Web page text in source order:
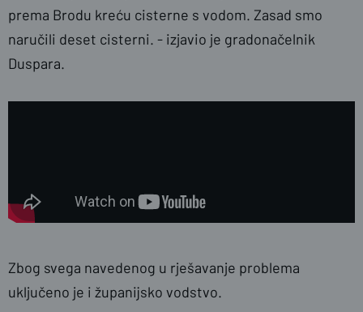
prema Brodu kreću cisterne s vodom. Zasad smo
naručili deset cisterni. - izjavio je gradonačelnik
Duspara.
Zbog svega navedenog u rješavanje problema
uključeno je i županijsko vodstvo.